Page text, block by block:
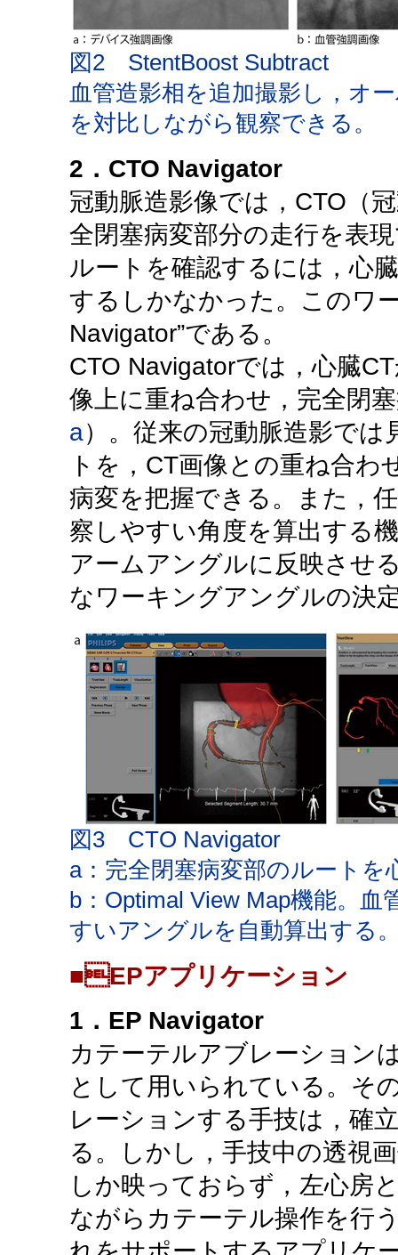
図2 StentBoost Subtract
血管造影相を追加撮影し，オ
を対比しながら観察できる。
2．CTO Navigator
冠動脈造影像では，CTO（
全閉塞病変部分の走行を表
ルートを確認するには，心
するしかなかった。このワ
Navigator”である。
CTO Navigatorでは，心臓
像上に重ね合わせ，完全閉
a）。従来の冠動脈造影では
トを，CT画像との重ね合
病変を把握できる。また，
察しやすい角度を算出する
アームアングルに反映させ
なワーキングアングルの決
図3 CTO Navigator
a：完全閉塞病変部のルートを
b：Optimal View Map機能。
すいアングルを自動算出する
■EPアプリケーション
1．EP Navigator
カテーテルアブレーション
として用いられている。そ
レーションする手技は，確
る。しかし，手技中の透視
しか映っておらず，左心房
ながらカテーテル操作を行